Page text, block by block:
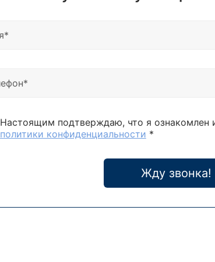
Настоящим подтверждаю, что я ознакомлен
политики конфиденциальности *
Жду звонка!